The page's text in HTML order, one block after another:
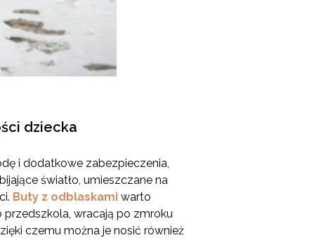
dziecka
i dodatkowe zabezpieczenia,
światło, umieszczane na
Buty z odblaskami warto
wracają po zmroku
czemu można je nosić również